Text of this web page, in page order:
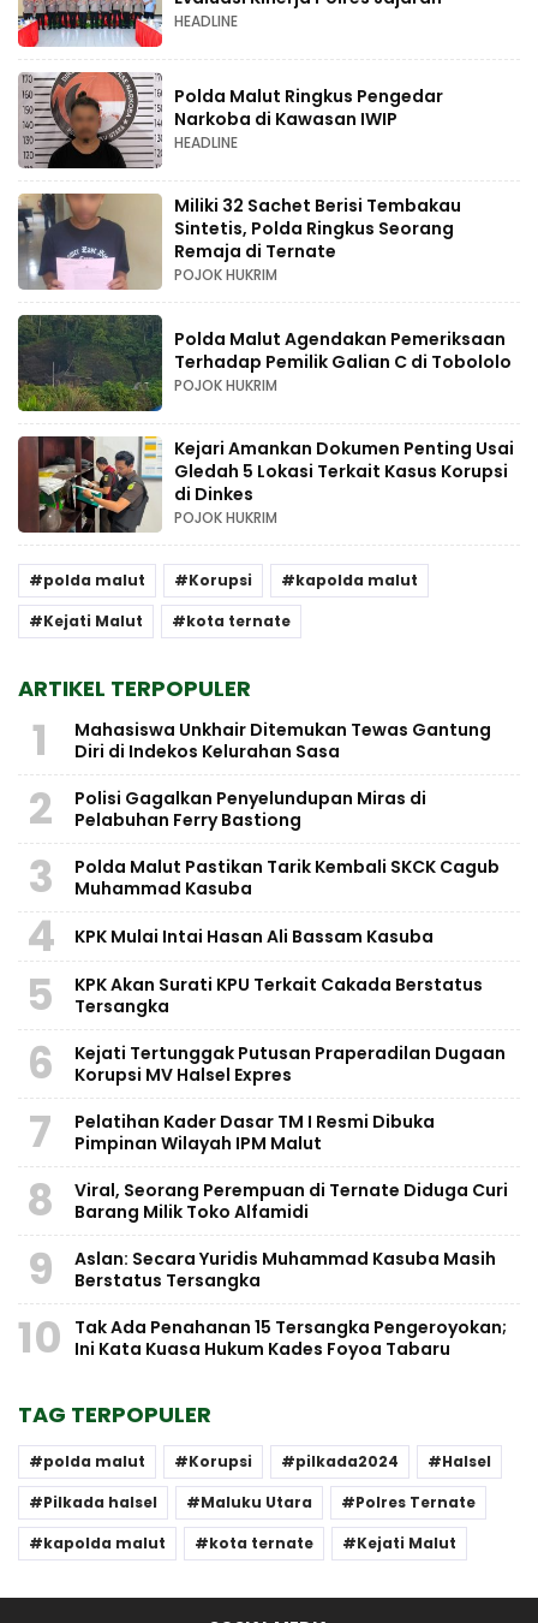
HEADLINE
Polda Malut Ringkus Pengedar
Narkoba di Kawasan IWIP
HEADLINE
Miliki 32 Sachet Berisi Tembakau
Sintetis, Polda Ringkus Seorang
Remaja di Ternate
POJOK HUKRIM
Polda Malut Agendakan Pemeriksaan
Terhadap Pemilik Galian C di Tobololo
POJOK HUKRIM
Kejari Amankan Dokumen Penting Usai
Gledah 5 Lokasi Terkait Kasus Korupsi
di Dinkes
POJOK HUKRIM
polda malut Korupsi
kapolda malut
Kejati Malut
kota ternate
ARTIKEL TERPOPULER
1
Mahasiswa Unkhair Ditemukan Tewas Gantung
Diri di Indekos Kelurahan Sasa
2
Polisi Gagalkan Penyelundupan Miras di
Pelabuhan Ferry Bastiong
3
Polda Malut Pastikan Tarik Kembali SKCK Cagub
Muhammad Kasuba
4 KPK Mulai Intai Hasan Ali Bassam Kasuba
5
KPK Akan Surati KPU Terkait Cakada Berstatus
Tersangka
6
Kejati Tertunggak Putusan Praperadilan Dugaan
Korupsi MV Halsel Expres
7
Pelatihan Kader Dasar TM I Resmi Dibuka
Pimpinan Wilayah IPM Malut
8
Viral, Seorang Perempuan di Ternate Diduga Curi
Barang Milik Toko Alfamidi
9
Aslan: Secara Yuridis Muhammad Kasuba Masih
Berstatus Tersangka
10
Tak Ada Penahanan 15 Tersangka Pengeroyokan;
Ini Kata Kuasa Hukum Kades Foyoa Tabaru
TAG TERPOPULER
polda malut Korupsi pilkada2024
Halsel
Pilkada halsel
Maluku Utara
Polres Ternate
kapolda malut
kota ternate Kejati Malut